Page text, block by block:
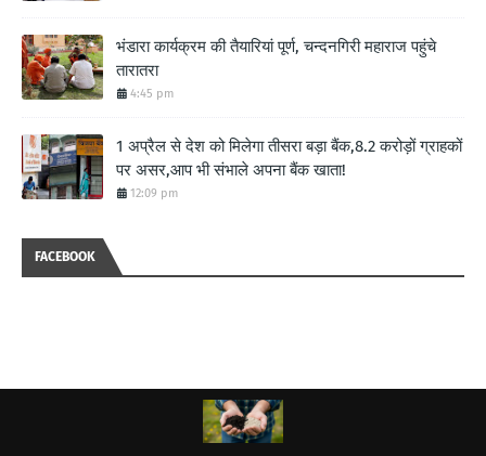
भंडारा कार्यक्रम की तैयारियां पूर्ण, चन्दनगिरी महाराज पहुंचे
तारातरा
4:45 pm
1 अप्रैल से देश को मिलेगा तीसरा बड़ा बैंक,8.2 करोड़ों ग्राहकों
पर असर,आप भी संभाले अपना बैंक खाता!
12:09 pm
FACEBOOK